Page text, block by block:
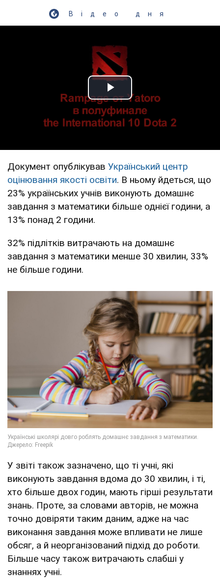
Відео дня
Play Video
Документ опублікував Український центр
оцінювання якості освіти. В ньому йдеться, що
23% українських учнів виконують домашнє
завдання з математики більше однієї години, а
13% понад 2 години.
32% підлітків витрачають на домашнє
завдання з математики менше 30 хвилин, 33%
не більше години.
У звіті також зазначено, що ті учні, які
виконують завдання вдома до 30 хвилин, і ті,
хто більше двох годин, мають гірші результати
знань. Проте, за словами авторів, не можна
точно довіряти таким даним, адже на час
виконання завдання може впливати не лише
обсяг, а й неорганізований підхід до роботи.
Більше часу також витрачають слабші у
знаннях учні.